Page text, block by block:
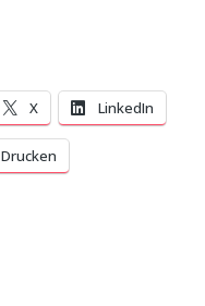
X LinkedIn
Drucken